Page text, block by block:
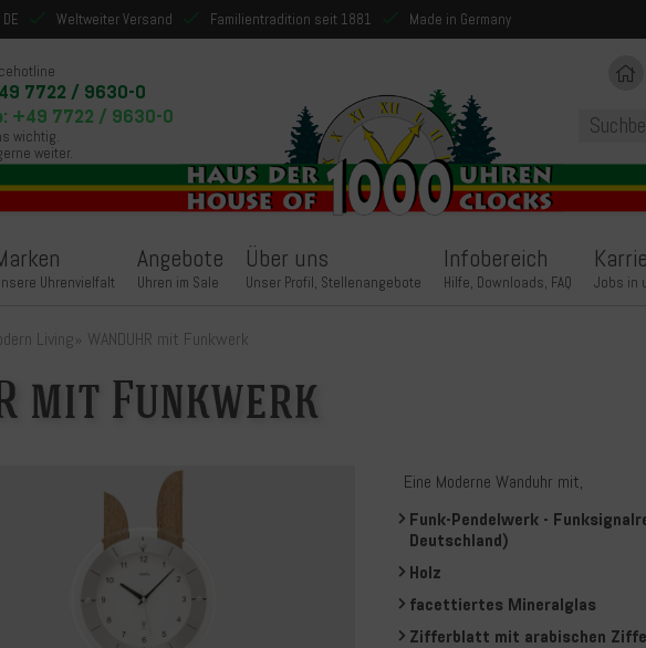
Weltweiter Versand Familientradition seit 1881 Made in Germany
7722 / 9630-0
+49 7722 / 9630-0
wichtig.
weiter.
Uhrenvielfalt
Angebote
Uhren im Sale
Über uns
Unser Profil, Stellenangebote
Infobereich
Hilfe, Downloads, FAQ Jobs in
Living» WANDUHR mit Funkwerk
mit Funkwerk
Eine Moderne Wanduhr mit,
Funk-Pendelwerk -
Deutschland)
Holz
facettiertes Mineralglas
Zifferblatt mit arabischen